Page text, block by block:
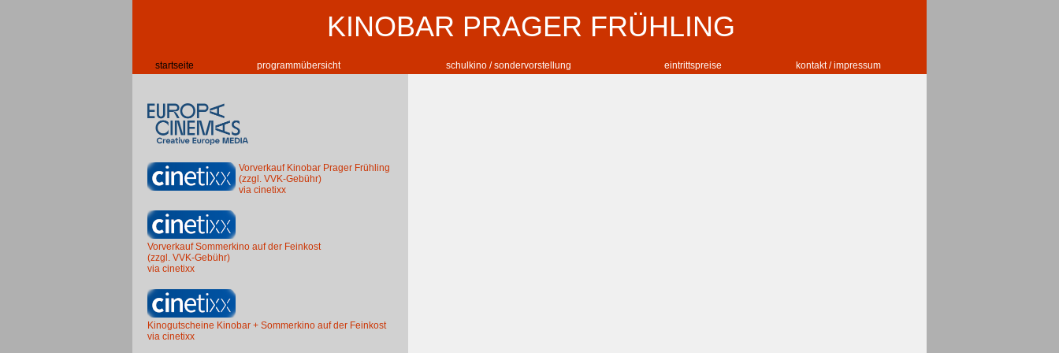
KINOBAR PRAGER FRÜHLING
startseite programmübersicht schulkino / sondervorstellung eintrittspreise kontakt / impressum
Vorverkauf Kinobar Prager Frühling
(zzgl. VVK-Gebühr)
via cinetixx
Vorverkauf Sommerkino auf der Feinkost
(zzgl. VVK-Gebühr)
via cinetixx
Kinogutscheine Kinobar + Sommerkino auf der Feinkost
via cinetixx